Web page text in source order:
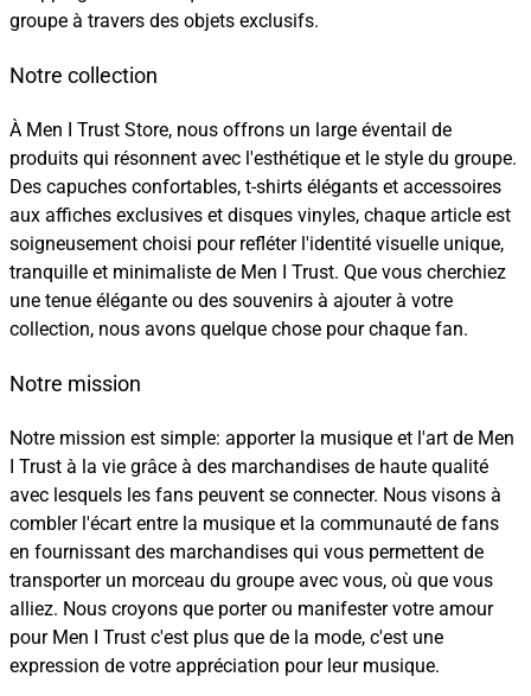
groupe à travers des objets exclusifs.
Notre collection
À Men I Trust Store, nous offrons un large éventail de
produits qui résonnent avec l'esthétique et le style du groupe.
Des capuches confortables, t-shirts élégants et accessoires
aux affiches exclusives et disques vinyles, chaque article est
soigneusement choisi pour refléter l'identité visuelle unique,
tranquille et minimaliste de Men I Trust. Que vous cherchiez
une tenue élégante ou des souvenirs à ajouter à votre
collection, nous avons quelque chose pour chaque fan.
Notre mission
Notre mission est simple: apporter la musique et l'art de Men
I Trust à la vie grâce à des marchandises de haute qualité
avec lesquels les fans peuvent se connecter. Nous visons à
combler l'écart entre la musique et la communauté de fans
en fournissant des marchandises qui vous permettent de
transporter un morceau du groupe avec vous, où que vous
alliez. Nous croyons que porter ou manifester votre amour
pour Men I Trust c'est plus que de la mode, c'est une
expression de votre appréciation pour leur musique.